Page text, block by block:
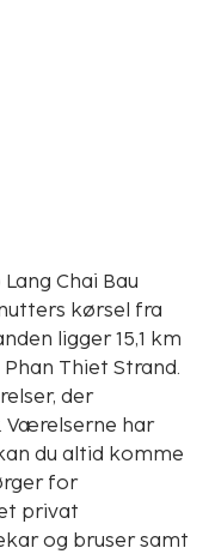
Chai Bau
kørsel fra
Thiet Strand.
der
Værelserne har
du altid komme
for
privat
og bruser samt